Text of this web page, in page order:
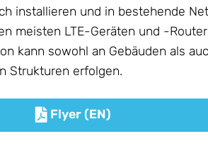
installieren und in bestehende
meisten LTE-Geräten und -
kann sowohl an Gebäuden als
Strukturen erfolgen.
Flyer (EN)